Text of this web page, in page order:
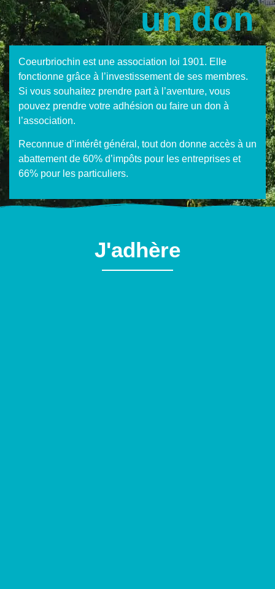
un don
Coeurbriochin est une association loi 1901. Elle
fonctionne grâce à l’investissement de ses membres.
Si vous souhaitez prendre part à l’aventure, vous
pouvez prendre votre adhésion ou faire un don à
l’association.
Reconnue d’intérêt général, tout don donne accès à un
abattement de 60% d’impôts pour les entreprises et
66% pour les particuliers.
J'adhère